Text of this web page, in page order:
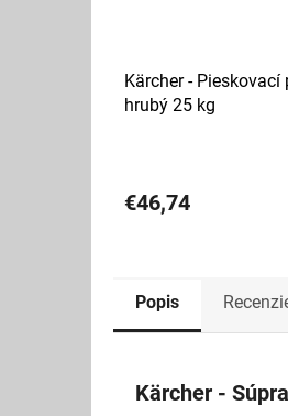
Kärcher - Pieskovací
hrubý 25 kg
€46,74
Popis
Kärcher -